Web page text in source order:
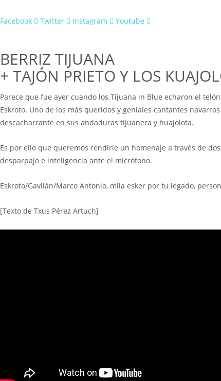
Facebook Twitter Instagram Youtube
BERRIZ TIJUANA
+ TAJÓN PRIETO Y LOS
Parece que fue ayer cuando los Tijuana in Blue echaron el
Eskroto. Uno de los más queridos y geniales cantantes
descacharrante en sus andaduras tijuanera y huajolota.
Es por ello que queremos rendirle un homenaje a través de
desparpajo e inteligencia ante el micrófono.
Eskroto/Gavilán/Marco Antonio, mila esker por tu legado,
[Texto de Txus Pérez Artuch]